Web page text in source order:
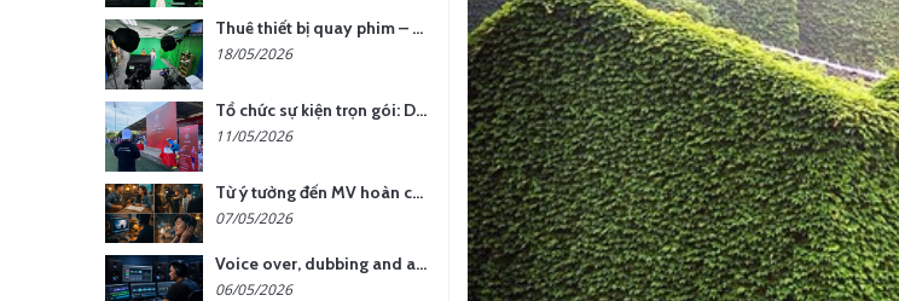
Thuê thiết bị quay phim – chụp ảnh: Giải pháp tối ưu chi phí cho doanh nghiệp
18/05/2026
Tổ chức sự kiện trọn gói: Doanh nghiệp được gì khi chọn đơn vị chuyên nghiệp?
11/05/2026
Từ ý tưởng đến MV hoàn chỉnh: giải pháp trọn gói tại YCN Media
07/05/2026
Voice over, dubbing and audio production services in Vietnam for global content
06/05/2026